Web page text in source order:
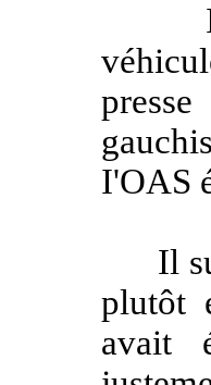
Il
I'OAS
Il
plutôt
avait